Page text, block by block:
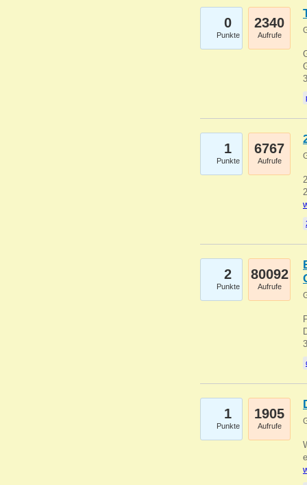
0
Punkte
2340
Aufrufe
1
Punkte
6767
Aufrufe
2
Punkte
80092
Aufrufe
1
Punkte
1905
Aufrufe